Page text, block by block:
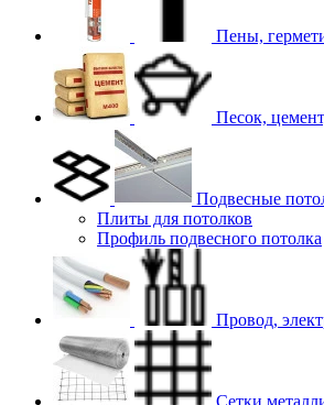
Пены,
Песок,
Подвесные
Плиты для потолков
Профиль подвесного потолка
Провод,